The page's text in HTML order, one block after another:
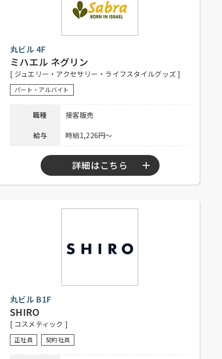
丸ビル 4F
ミハエル ネグリン
[ ジュエリー・アクセサリー・ライフスタイルグッズ ]
パート・アルバイト
職種 接客販売
給与 時給1,226円～
詳細はこちら
社内割引あり、交通費一部支給（上
社員登用制度もございます。お気軽
応募方法
書・自己PR文または、職務経歴書を
ご郵送ください。
丸ビル B1F
SHIRO
[ コスメティック ]
正社員 契約社員